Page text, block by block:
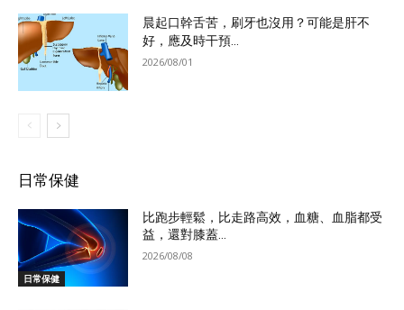
晨起口幹舌苦，刷牙也沒用？可能是肝不
好，應及時干預...
2026/08/01
日常保健
日常保健
比跑步輕鬆，比走路高效，血糖、血脂都受
益，還對膝蓋...
2026/08/08